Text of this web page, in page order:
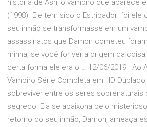
história de Ash, o vampiro que aparece
(1998). Ele tem sido o Estripador; foi ele
seu irmão se transformasse em um
assassinatos que Damon cometeu
minha, se você for ver a origem da
certa forma ele era o … 12/06/2019 · Ao
Vampiro Série Completa em HD
sobreviver entre os seres sobrenaturais
segredo. Ela se apaixona pelo
retorno do seu irmão, Damon, ameaça